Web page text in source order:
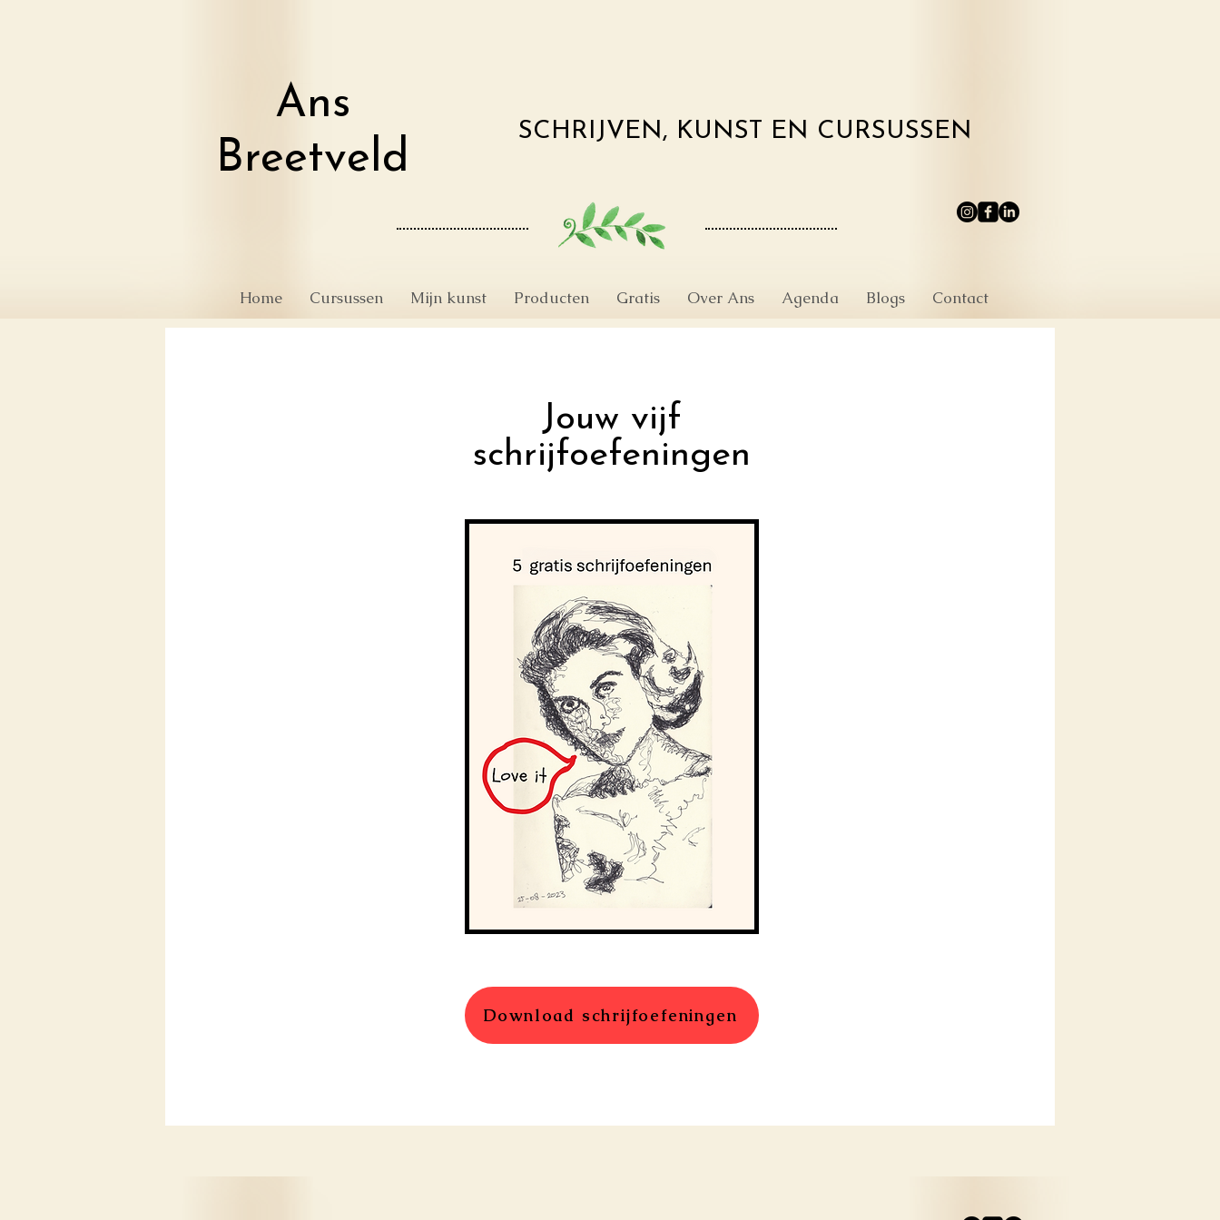
Ans
Breetveld
SCHRIJVEN, KUNST EN CURSUSSEN
Home Cursussen Mijn kunst Producten Gratis Over Ans Agenda Blogs Contact
Jouw vijf
schrijfoefeningen
Download schrijfoefeningen